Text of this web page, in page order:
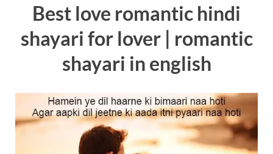
Best love romantic hindi
shayari for lover | romantic
shayari in english